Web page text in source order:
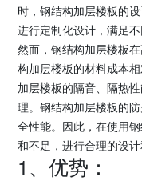
时，钢结构加层楼板的
进行定制化设计，满足不
然而，钢结构加层楼板
构加层楼板的材料成本
加层楼板的隔音、隔热
理。钢结构加层楼板的
全性能。因此，在使用
和不足，进行合理的设计
1、优势：